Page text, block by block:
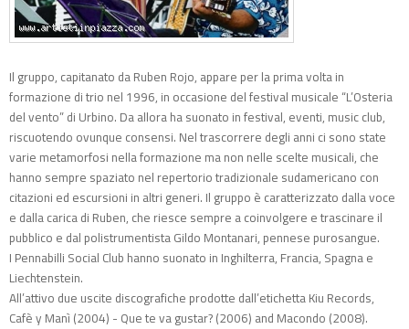
Il gruppo, capitanato da Ruben Rojo, appare per la prima volta in
formazione di trio nel 1996, in occasione del festival musicale “L’Osteria
del vento” di Urbino. Da allora ha suonato in festival, eventi, music club,
riscuotendo ovunque consensi. Nel trascorrere degli anni ci sono state
varie metamorfosi nella formazione ma non nelle scelte musicali, che
hanno sempre spaziato nel repertorio tradizionale sudamericano con
citazioni ed escursioni in altri generi. Il gruppo è caratterizzato dalla voce
e dalla carica di Ruben, che riesce sempre a coinvolgere e trascinare il
pubblico e dal polistrumentista Gildo Montanari, pennese purosangue.
I Pennabilli Social Club hanno suonato in Inghilterra, Francia, Spagna e
Liechtenstein.
All’attivo due uscite discografiche prodotte dall’etichetta Kiu Records,
Cafè y Manì (2004) - Que te va gustar? (2006) and Macondo (2008).